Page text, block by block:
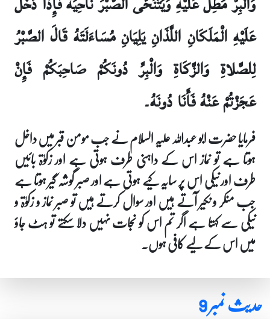
عَلَيْهِ الْمَلَكَانِ اللَّذَانِ يَلِيَانِ مُسَاءَلَتَهُ قَالَ الصَّبْرُ
لِلصَّلاةِ وَالزَّكَاةِ وَالْبِرِّ دُونَكُمْ صَاحِبَكُمْ فَإِنْ
عَجَزْتُمْ عَنْهُ فَأَنَا دُونَهُ۔
فرمایا حضرت ابو عبداللہ علیہ السلام نے جب مومن قبر میں داخل
ہوتا ہے تو نماز اس کے داہنی طرف ہوتی ہے اور زکوٰۃ بائیں
طرف اور نیکی اس پر سایہ کیے ہوتی ہے اور صبر گوشہ گیر ہوتا ہے
جب منکر و نکیر آتے ہیں اور سوال کرتے ہیں تو صبر نماز و زکوٰۃ و
نیکی سے کہتا ہے اگر تم اس کو نجات نہیں دلا سکتے تو ہٹ جاؤ
میں اس کے لیے کافی ہوں۔
حدیث نمبر 9